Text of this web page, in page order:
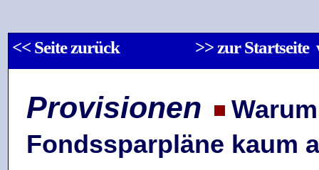
<< Seite zurück >> zur Startseite
Provisionen
Fondssparpläne kaum